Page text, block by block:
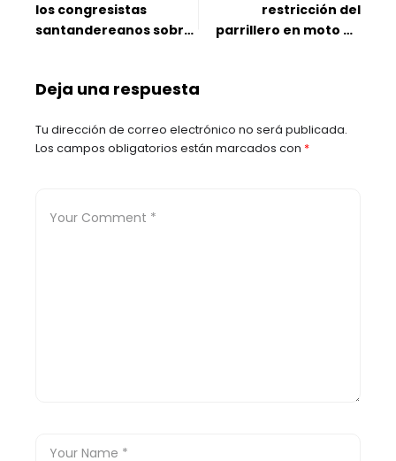
los congresistas
santandereanos sobre
restricción del
parrillero en moto en
Deja una respuesta
Tu dirección de correo electrónico no será publicada.
Los campos obligatorios están marcados con *